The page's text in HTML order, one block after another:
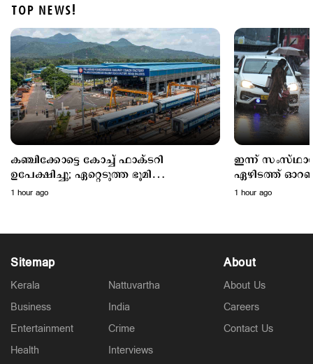
Police Stories
15 വയസുകാരനെ കാറിടിച്ച് കൊലപ്പെടുത്തിയ കേസ്:
പ്രിയരഞ്ജന്‍റെ ശിക്ഷ സുപ്രീം കോടതി മരവിപ്പിച്ചു
10 hours ago
Latest
വിദ്യാഭ്യാസ സ്ഥാപനങ്ങൾക്ക് നാളെ അവധി
11 hours ago
TOP NEWS!
കഞ്ചിക്കോട്ടെ കോച്ച് ഫാക്ടറി
ഉപേക്ഷിച്ചു; ഏറ്റെടുത്ത ഭൂമി
എന്തുചെയ്യും?
1 hour ago
ഇന്ന്
ഏഴിടത്ത്
ഇങ്ങനെ
1 hour ago
Sitemap
Kerala
Business
Entertainment
Health
Nattuvartha
India
Crime
Interviews
About
About Us
Careers
Contact Us